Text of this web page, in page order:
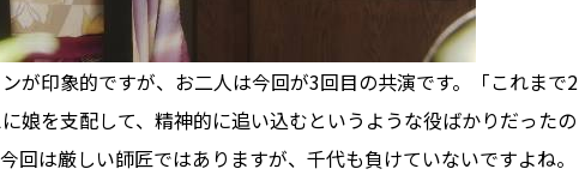
が印象的ですが、お二人は今回が3回目の共演です。「これまで2
娘を支配して、精神的に追い込むというような役ばかりだったの
回は厳しい師匠ではありますが、千代も負けていないですよね。